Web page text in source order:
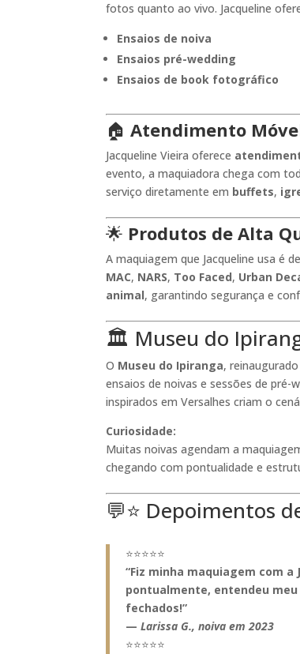
fotos quanto ao vivo. Jacqueline
Ensaios de noiva
Ensaios pré-wedding
Ensaios de book fotográfico
🏠Atendimento
Jacqueline Vieira oferece
evento, a maquiadora chega com
serviço diretamente em buffets,
🌟 Produtos de Alta
A maquiagem que Jacqueline usa é de
MAC, NARS, Too Faced, Urban
animal, garantindo segurança e
🏛️ Museu do
O Museu do Ipiranga,
ensaios de noivas e sessões de pré-
inspirados em Versalhes criam o
Curiosidade:
Muitas noivas agendam a
chegando com pontualidade e
💬⭐ Depoimentos
⭐⭐⭐⭐⭐
“Fiz minha maquiagem com
pontualmente, entendeu
fechados!”
—Larissa G., noiva em 2023
⭐⭐⭐⭐⭐